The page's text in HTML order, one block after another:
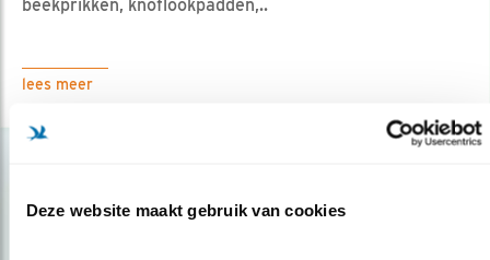
Deze website maakt gebruik van cookies
beekprikken, knoflookpadden,..
lees meer